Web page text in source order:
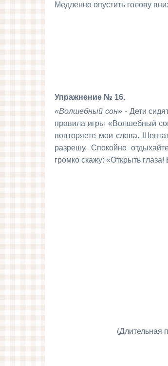
Медленно опустить голову
А теперь
Мышцы шеи
Шея не
И рассла-
Упражнение № 16.
«Волшебный сон»- Дети
правила игры «Волшебный
повторяете мои слова.
разрешу. Спокойно
громко скажу: «Открыть глаза!
Реснички
Глазки
Мы спокойно
Сном
Дышится
Наши руки
Ноги тоже
Шея не
И рассла-
Губы чуть
Всё чудесно
(Длительная пауза.
Мы
Сном